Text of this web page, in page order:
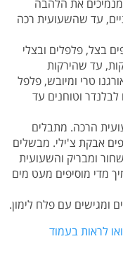
מנמיכים את הלהבה
בין 45 דקות לשעתיים, עד שהשעועית רכה
בצל, פלפלים ובצלי
ומאדים מעל להבה בינונית כ-15 דקות, עד שהירקות
טרי ומיובש, פלפל
לבלנדר וטוחנים עד
הרכה. מתבלים
אבקת צ'ילי. מבשלים
ומבריק והשעועית
מדי מוסיפים מעט מים
ומגישים עם פלח לימון.
לראות בעמוד